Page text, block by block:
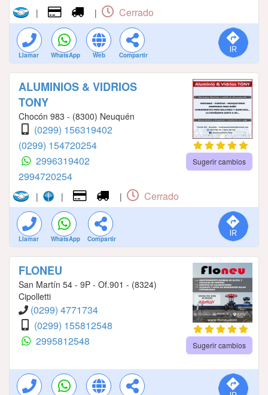
| | Cerrado
Llamar WhatsApp Web Compartir
ALUMINIOS & VIDRIOS
TONY
Chocón 983 - (8300) Neuquén
(0299) 156319402
(0299) 154720254
2996319402
2994720254
Sugerir cambios
| | | Cerrado
Llamar WhatsApp Compartir
FLONEU
San Martín 54 - 9P - Of.901 - (8324)
Cipolletti
(0299) 4771734
(0299) 155812548
2995812548
Sugerir cambios